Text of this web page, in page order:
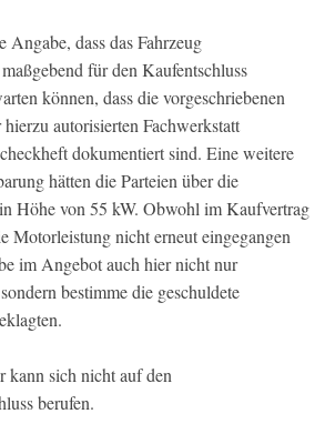
dass das Fahrzeug
für den Kaufentschluss
können, dass die vorgeschriebenen
autorisierten Fachwerkstatt
dokumentiert sind. Eine weitere
hätten die Parteien über die
Höhe von 55 kW. Obwohl im Kaufvertrag
Motorleistung nicht erneut eingegangen
im Angebot auch hier nicht nur
bestimme die geschuldete
kann sich nicht auf den
berufen.